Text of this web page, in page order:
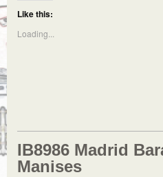
Like this:
Loading...
IB8986 Madrid
Manises